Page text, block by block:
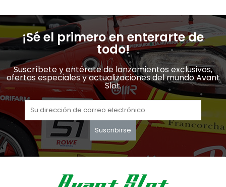
¡Sé el primero en enterarte de
todo!
Suscríbete y entérate de lanzamientos exclusivos,
ofertas especiales y actualizaciones del mundo Avant
Slot.
Suscribirse